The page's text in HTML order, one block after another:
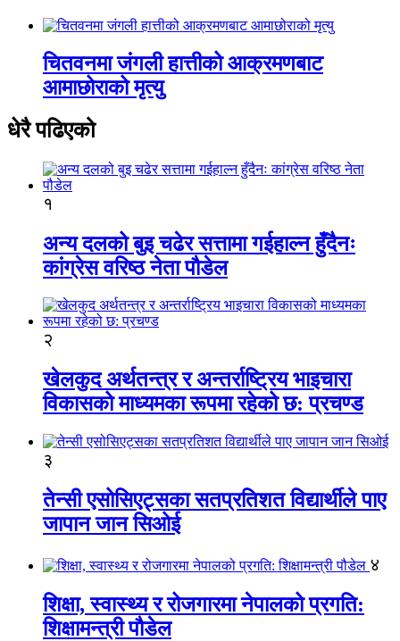
चितवनमा जंगली हात्तीको आक्रमणबाट
आमाछोराको मृत्यु
धेरै पढिएको
१
अन्य दलको बुइ चढेर सत्तामा गईहाल्न हुँदैनः
कांग्रेस वरिष्ठ नेता पौडेल
२
खेलकुद अर्थतन्त्र र अन्तर्राष्ट्रिय भाइचारा
विकासको माध्यमका रूपमा रहेको छ: प्रचण्ड
३
तेन्सी एसोसिएट्सका सतप्रतिशत विद्यार्थीले पाए
जापान जान सिओई
४
शिक्षा, स्वास्थ्य र रोजगारमा नेपालको प्रगति:
शिक्षामन्त्री पौडेल